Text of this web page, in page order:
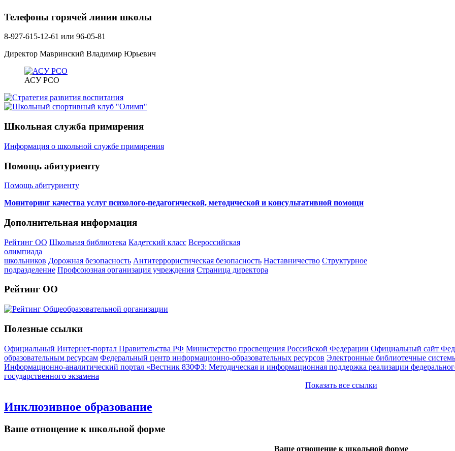
Телефоны горячей линии школы
8-927-615-12-61 или 96-05-81
Директор Мавринский Владимир Юрьевич
АСУ РСО
Школьная служба примирения
Информация о школьной службе примирения
Помощь абитуриенту
Помощь абитуриенту
Мониторинг качества услуг психолого-педагогической, методической и консультативной помощи
Дополнительная информация
Рейтинг ОО Школьная библиотека Кадетский класс Всероссийская
олимпиада
школьников Дорожная безопасность Антитеррористическая безопасность Наставничество Структурное
подразделение Профсоюзная организация учреждения Страница директора
Рейтинг ОО
Полезные ссылки
Официальный Интернет-портал Правительства РФ Министерство просвещения Российской Федерации Официальный сайт
образовательным ресурсам Федеральный центр информационно-образовательных ресурсов Электронные библиотечные
Информационно-аналитический портал «Вестник 830ФЗ: Методическая и информационная поддержка реализации
государственного экзамена
Показать все ссылки
Инклюзивное образование
Ваше отнощение к школьной форме
Ваше отношение к школьной форме